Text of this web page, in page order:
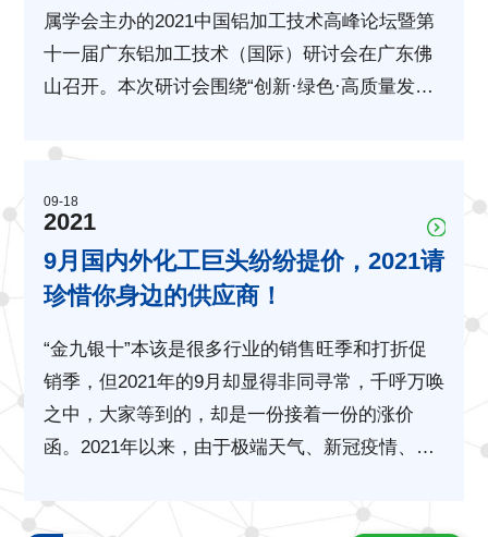
属学会主办的2021中国铝加工技术高峰论坛暨第
十一届广东铝加工技术（国际）研讨会在广东佛
山召开。本次研讨会围绕“创新·绿色·高质量发
值议程，成功地举办技术国际峰会。据统计，此
09-18
2021
9月国内外化工巨头纷纷提价，2021请
珍惜你身边的供应商！
“金九银十”本该是很多行业的销售旺季和打折促
销季，但2021年的9月却显得非同寻常，千呼万唤
之中，大家等到的，却是一份接着一份的涨价
函。2021年以来，由于极端天气、新冠疫情、运
品的价格不断推涨，时间进入到传统的金九银十